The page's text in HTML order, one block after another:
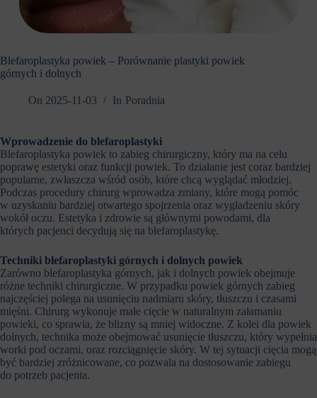
Blefaroplastyka powiek – Porównanie plastyki powiek
górnych i dolnych
On 2025-11-03 In Poradnia
Wprowadzenie do blefaroplastyki
Blefaroplastyka powiek to zabieg chirurgiczny, który ma na celu
poprawę estetyki oraz funkcji powiek. To działanie jest coraz bardziej
popularne, zwłaszcza wśród osób, które chcą wyglądać młodziej.
Podczas procedury chirurg wprowadza zmiany, które mogą pomóc
w uzyskaniu bardziej otwartego spojrzenia oraz wygładzeniu skóry
wokół oczu. Estetyka i zdrowie są głównymi powodami, dla
których pacjenci decydują się na blefaroplastykę.
Techniki blefaroplastyki górnych i dolnych powiek
Zarówno blefaroplastyka górnych, jak i dolnych powiek obejmuje
różne techniki chirurgiczne. W przypadku powiek górnych zabieg
najczęściej polega na usunięciu nadmiaru skóry, tłuszczu i czasami
mięśni. Chirurg wykonuje małe cięcie w naturalnym załamaniu
powieki, co sprawia, że blizny są mniej widoczne. Z kolei dla powiek
dolnych, technika może obejmować usunięcie tłuszczu, który wypełnia
worki pod oczami, oraz rozciągnięcie skóry. W tej sytuacji cięcia mogą
być bardziej zróżnicowane, co pozwala na dostosowanie zabiegu
do potrzeb pacjenta.